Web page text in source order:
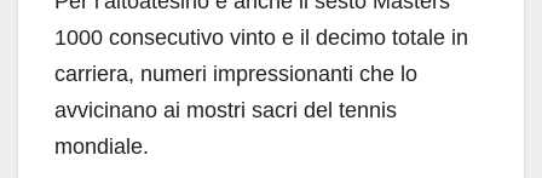
1000 consecutivo vinto e il decimo totale in
carriera, numeri impressionanti che lo
avvicinano ai mostri sacri del tennis
mondiale.